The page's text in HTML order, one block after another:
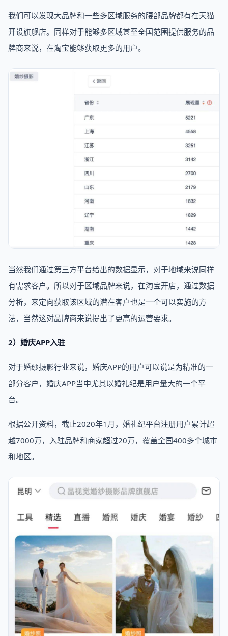
我们可以发现大品牌和一些多区域服务的腰部品牌都有在天猫
开设旗舰店。同样对于能够多区域甚至全国范围提供服务的品
牌商来说，在淘宝能够获取更多的用户。
当然我们通过第三方平台给出的数据显示，对于地域来说同样
有需求客户。所以对于区域品牌来说，在淘宝开店，通过数据
分析，来定向获取该区域的潜在客户也是一个可以实施的方
法，当然这对品牌商来说提出了更高的运营要求。
2）婚庆APP入驻
对于婚纱摄影行业来说，婚庆APP的用户可以说是为精准的一
部分客户，婚庆APP当中尤其以婚礼纪是用户量大的一个平
台。
根据公开资料，截止2020年1月，婚礼纪平台注册用户累计超
越7000万，入驻品牌和商家超过20万，覆盖全国400多个城市
和地区。